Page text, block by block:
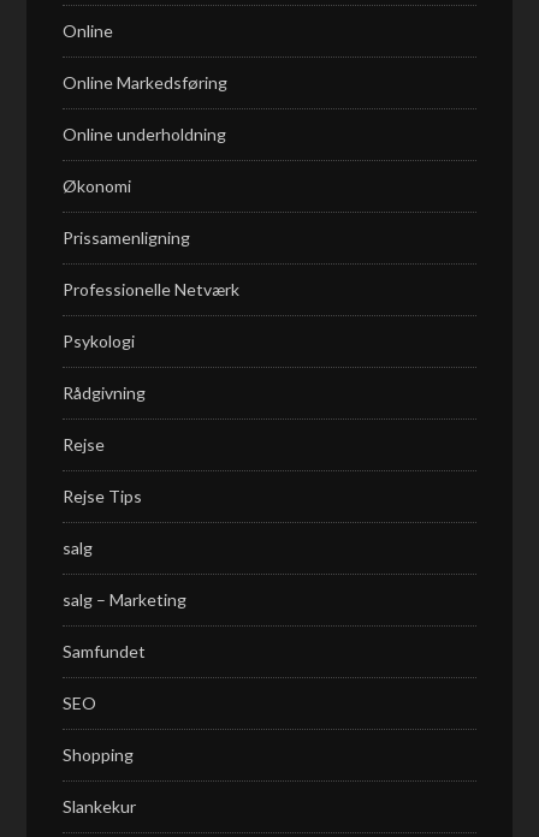
Online
Online Markedsføring
Online underholdning
Økonomi
Prissamenligning
Professionelle Netværk
Psykologi
Rådgivning
Rejse
Rejse Tips
salg
salg – Marketing
Samfundet
SEO
Shopping
Slankekur